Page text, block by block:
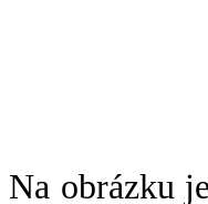
Na obrázku